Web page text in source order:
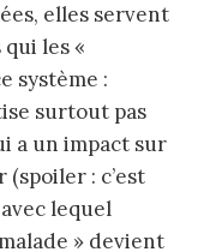
elles servent
les «
système :
surtout pas
a un impact sur
: c’est
lequel
» devient